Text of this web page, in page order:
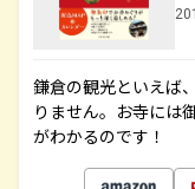
鎌倉の観光といえば
りません。お寺には
がわかるのです！